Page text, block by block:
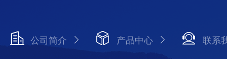
公司简介 产品中心 联系